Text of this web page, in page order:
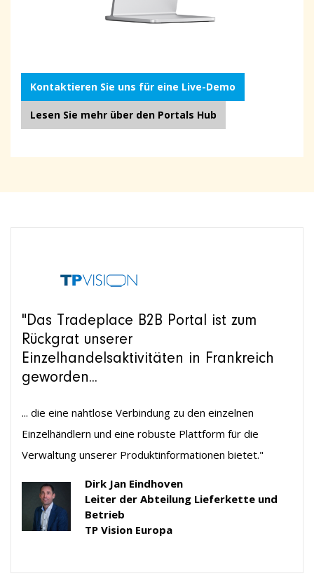
Kontaktieren Sie uns für eine Live-Demo
Lesen Sie mehr über den Portals Hub
"Das Tradeplace B2B Portal ist zum
Rückgrat unserer
Einzelhandelsaktivitäten in Frankreich
geworden...
... die eine nahtlose Verbindung zu den einzelnen
Einzelhändlern und eine robuste Plattform für die
Verwaltung unserer Produktinformationen bietet."
Dirk Jan Eindhoven
Leiter der Abteilung Lieferkette und
Betrieb
TP Vision Europa